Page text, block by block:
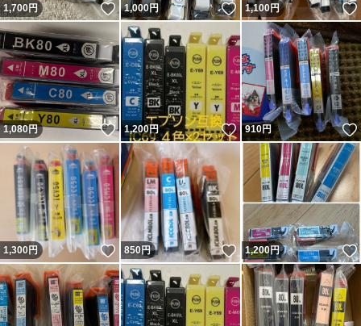
1,700円 いいね！
1,000円 いいね！
1,100円
1,080円 いいね！
1,200円 いいね！
910円
1,300円 いいね！
850円 いいね！
1,200円